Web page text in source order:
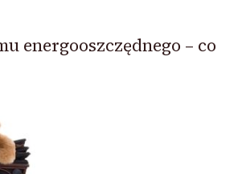
energooszczędnego – co